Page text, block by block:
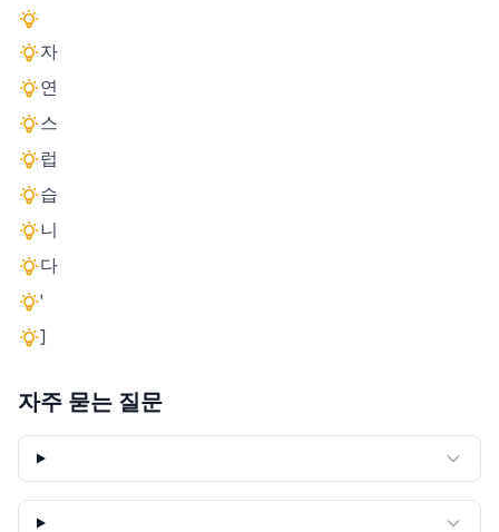
자
연
스
럽
습
니
다
'
]
자주 묻는 질문